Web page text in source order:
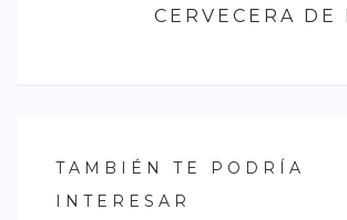
CERVECERA DE
TAMBIÉN TE PODRÍA
INTERESAR